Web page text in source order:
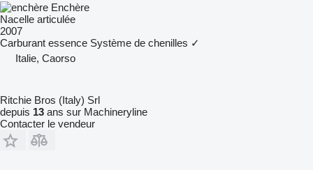
Enchère
Nacelle articulée
2007
Carburant essence Système de chenilles ✓
Italie, Caorso
Ritchie Bros (Italy) Srl
depuis 13 ans sur Machineryline
Contacter le vendeur